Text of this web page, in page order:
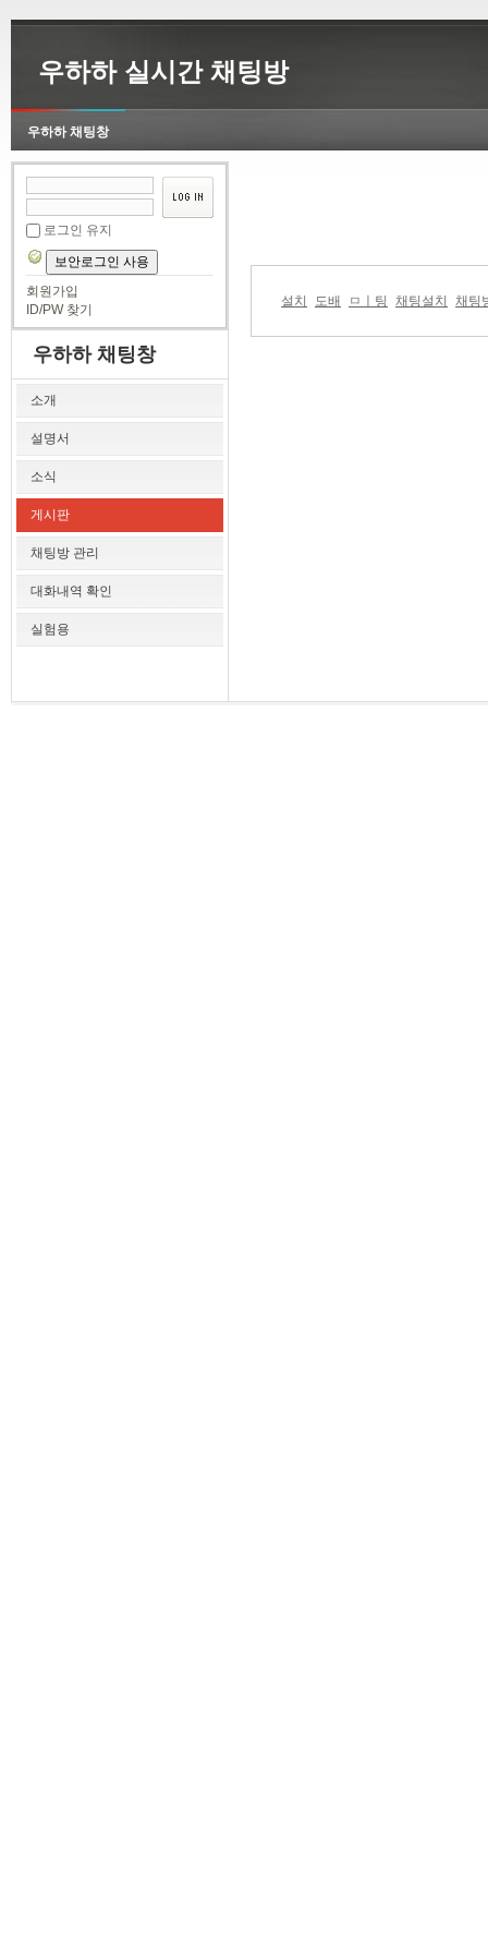
우하하 실시간 채팅방
우하하 채팅창
로그인 유지
보안로그인 사용
회원가입
ID/PW 찾기
우하하 채팅창
소개
설명서
소식
게시판
채팅방 관리
대화내역 확인
실험용
설치 도배 ㅁㅣ팅 채팅설치 채팅